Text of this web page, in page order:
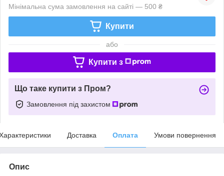
Мінімальна сума замовлення на сайті — 500 ₴
Купити
або
Купити з
Що таке купити з Пром?
Замовлення під захистом
Доставка Оплата Умови повернення
Опис